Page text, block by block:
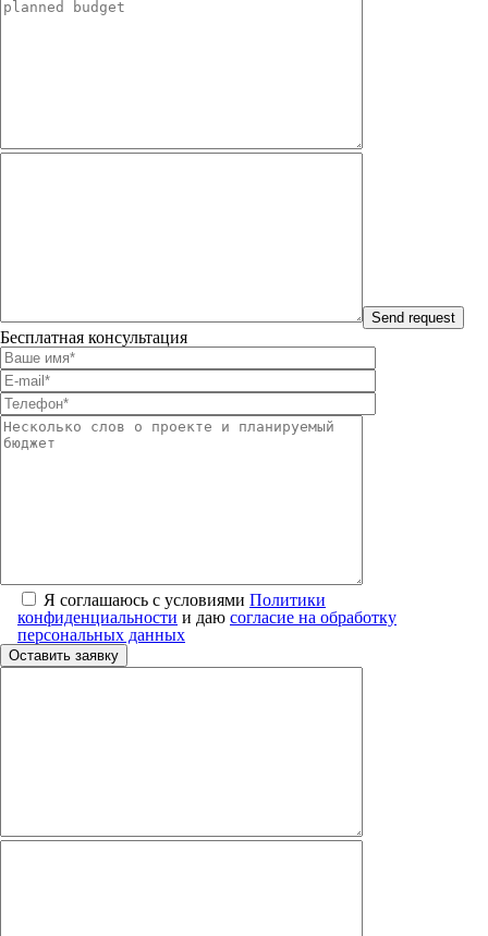
Бесплатная консультация
Я соглашаюсь с условиями Политики
конфиденциальности и даю согласие на обработку
персональных данных